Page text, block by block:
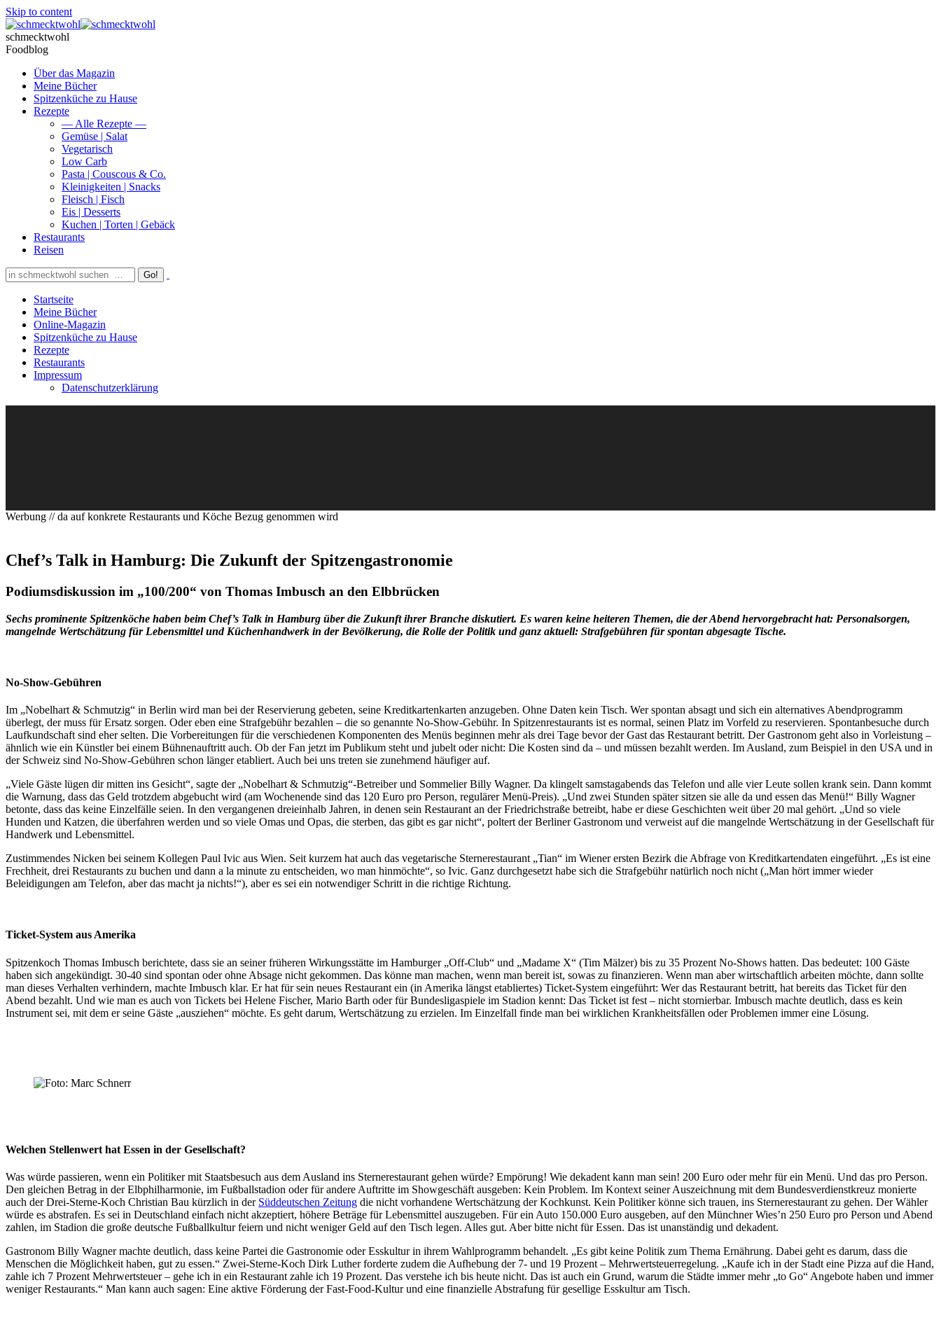
Skip to content
schmecktwohl
Foodblog
Über das Magazin
Meine Bücher
Spitzenküche zu Hause
Rezepte
— Alle Rezepte —
Gemüse | Salat
Vegetarisch
Low Carb
Pasta | Couscous & Co.
Kleinigkeiten | Snacks
Fleisch | Fisch
Eis | Desserts
Kuchen | Torten | Gebäck
Restaurants
Reisen
Startseite
Meine Bücher
Online-Magazin
Spitzenküche zu Hause
Rezepte
Restaurants
Impressum
Datenschutzerklärung
Werbung // da auf konkrete Restaurants und Köche Bezug genommen wird
Chef’s Talk in Hamburg: Die Zukunft der Spitzengastronomie
Podiumsdiskussion im „100/200“ von Thomas Imbusch an den Elbbrücken
Sechs prominente Spitzenköche haben beim Chef’s Talk in Hamburg über die Zukunft ihrer Branche diskutiert. Es waren keine heiteren Themen, die der Abend hervorgebracht hat: Personalsorgen,
mangelnde Wertschätzung für Lebensmittel und Küchenhandwerk in der Bevölkerung, die Rolle der Politik und ganz aktuell: Strafgebühren für spontan abgesagte Tische.
No-Show-Gebühren
Im „Nobelhart & Schmutzig“ in Berlin wird man bei der Reservierung gebeten, seine Kreditkartenkarten anzugeben. Ohne Daten kein Tisch. Wer spontan absagt und sich ein alternatives Abendprogramm
überlegt, der muss für Ersatz sorgen. Oder eben eine Strafgebühr bezahlen – die so genannte No-Show-Gebühr. In Spitzenrestaurants ist es normal, seinen Platz im Vorfeld zu reservieren. Spontanbesuche durch
Laufkundschaft sind eher selten. Die Vorbereitungen für die verschiedenen Komponenten des Menüs beginnen mehr als drei Tage bevor der Gast das Restaurant betritt. Der Gastronom geht also in Vorleistung –
ähnlich wie ein Künstler bei einem Bühnenauftritt auch. Ob der Fan jetzt im Publikum steht und jubelt oder nicht: Die Kosten sind da – und müssen bezahlt werden. Im Ausland, zum Beispiel in den USA und in
der Schweiz sind No-Show-Gebühren schon länger etabliert. Auch bei uns treten sie zunehmend häufiger auf.
„Viele Gäste lügen dir mitten ins Gesicht“, sagte der „Nobelhart & Schmutzig“-Betreiber und Sommelier Billy Wagner. Da klingelt samstagabends das Telefon und alle vier Leute sollen krank sein. Dann kommt
die Warnung, dass das Geld trotzdem abgebucht wird (am Wochenende sind das 120 Euro pro Person, regulärer Menü-Preis). „Und zwei Stunden später sitzen sie alle da und essen das Menü!“ Billy Wagner
betonte, dass das keine Einzelfälle seien. In den vergangenen dreieinhalb Jahren, in denen sein Restaurant an der Friedrichstraße betreibt, habe er diese Geschichten weit über 20 mal gehört. „Und so viele
Hunden und Katzen, die überfahren werden und so viele Omas und Opas, die sterben, das gibt es gar nicht“, poltert der Berliner Gastronom und verweist auf die mangelnde Wertschätzung in der Gesellschaft für
Handwerk und Lebensmittel.
Zustimmendes Nicken bei seinem Kollegen Paul Ivic aus Wien. Seit kurzem hat auch das vegetarische Sternerestaurant „Tian“ im Wiener ersten Bezirk die Abfrage von Kreditkartendaten eingeführt. „Es ist eine
Frechheit, drei Restaurants zu buchen und dann a la minute zu entscheiden, wo man hinmöchte“, so Ivic. Ganz durchgesetzt habe sich die Strafgebühr natürlich noch nicht („Man hört immer wieder
Beleidigungen am Telefon, aber das macht ja nichts!“), aber es sei ein notwendiger Schritt in die richtige Richtung.
Ticket-System aus Amerika
Spitzenkoch Thomas Imbusch berichtete, dass sie an seiner früheren Wirkungsstätte im Hamburger „Off-Club“ und „Madame X“ (Tim Mälzer) bis zu 35 Prozent No-Shows hatten. Das bedeutet: 100 Gäste
haben sich angekündigt. 30-40 sind spontan oder ohne Absage nicht gekommen. Das könne man machen, wenn man bereit ist, sowas zu finanzieren. Wenn man aber wirtschaftlich arbeiten möchte, dann sollte
man dieses Verhalten verhindern, machte Imbusch klar. Er hat für sein neues Restaurant ein (in Amerika längst etabliertes) Ticket-System eingeführt: Wer das Restaurant betritt, hat bereits das Ticket für den
Abend bezahlt. Und wie man es auch von Tickets bei Helene Fischer, Mario Barth oder für Bundesligaspiele im Stadion kennt: Das Ticket ist fest – nicht stornierbar. Imbusch machte deutlich, dass es kein
Instrument sei, mit dem er seine Gäste „ausziehen“ möchte. Es geht darum, Wertschätzung zu erzielen. Im Einzelfall finde man bei wirklichen Krankheitsfällen oder Problemen immer eine Lösung.
Welchen Stellenwert hat Essen in der Gesellschaft?
Was würde passieren, wenn ein Politiker mit Staatsbesuch aus dem Ausland ins Sternerestaurant gehen würde? Empörung! Wie dekadent kann man sein! 200 Euro oder mehr für ein Menü. Und das pro Person.
Den gleichen Betrag in der Elbphilharmonie, im Fußballstadion oder für andere Auftritte im Showgeschäft ausgeben: Kein Problem. Im Kontext seiner Auszeichnung mit dem Bundesverdienstkreuz monierte
auch der Drei-Sterne-Koch Christian Bau kürzlich in der Süddeutschen Zeitung die nicht vorhandene Wertschätzung der Kochkunst. Kein Politiker könne sich trauen, ins Sternerestaurant zu gehen. Der Wähler
würde es abstrafen. Es sei in Deutschland einfach nicht akzeptiert, höhere Beträge für Lebensmittel auszugeben. Für ein Auto 150.000 Euro ausgeben, auf den Münchner Wies’n 250 Euro pro Person und Abend
zahlen, im Stadion die große deutsche Fußballkultur feiern und nicht weniger Geld auf den Tisch legen. Alles gut. Aber bitte nicht für Essen. Das ist unanständig und dekadent.
Gastronom Billy Wagner machte deutlich, dass keine Partei die Gastronomie oder Esskultur in ihrem Wahlprogramm behandelt. „Es gibt keine Politik zum Thema Ernährung. Dabei geht es darum, dass die
Menschen die Möglichkeit haben, gut zu essen.“ Zwei-Sterne-Koch Dirk Luther forderte zudem die Aufhebung der 7- und 19 Prozent – Mehrwertsteuerregelung. „Kaufe ich in der Stadt eine Pizza auf die Hand,
zahle ich 7 Prozent Mehrwertsteuer – gehe ich in ein Restaurant zahle ich 19 Prozent. Das verstehe ich bis heute nicht. Das ist auch ein Grund, warum die Städte immer mehr „to Go“ Angebote haben und immer
weniger Restaurants.“ Man kann auch sagen: Eine aktive Förderung der Fast-Food-Kultur und eine finanzielle Abstrafung für gesellige Esskultur am Tisch.